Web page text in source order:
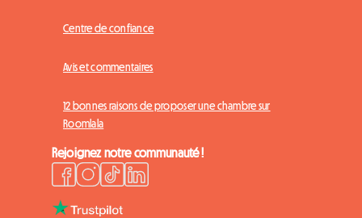
Centre de confiance
Avis et commentaires
12 bonnes raisons de proposer une chambre sur
Roomlala
Rejoignez notre communauté !